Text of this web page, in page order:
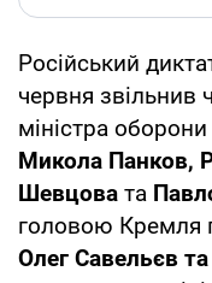
Російський
червня звільнив
міністра
Микола Панков,
Шевцова та
головою Кремля
Олег Савельєв